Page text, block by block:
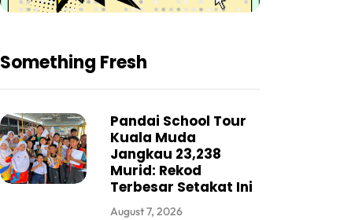
Something Fresh
Pandai School Tour
Kuala Muda
Jangkau 23,238
Murid: Rekod
Terbesar Setakat Ini
August 7, 2026